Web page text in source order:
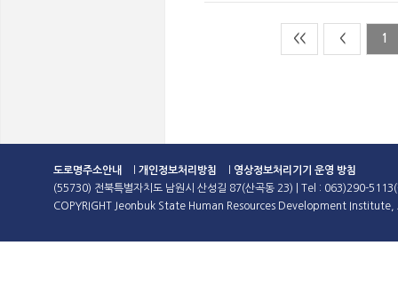
<< < 1
도로명주소안내 개인정보처리방침
영상정보처리기기 운영 방침
(55730) 전북특별자치도 남원시 산성길 87(산곡동 23) | Tel : 063)290-
COPYRIGHT Jeonbuk State Human Resources Development